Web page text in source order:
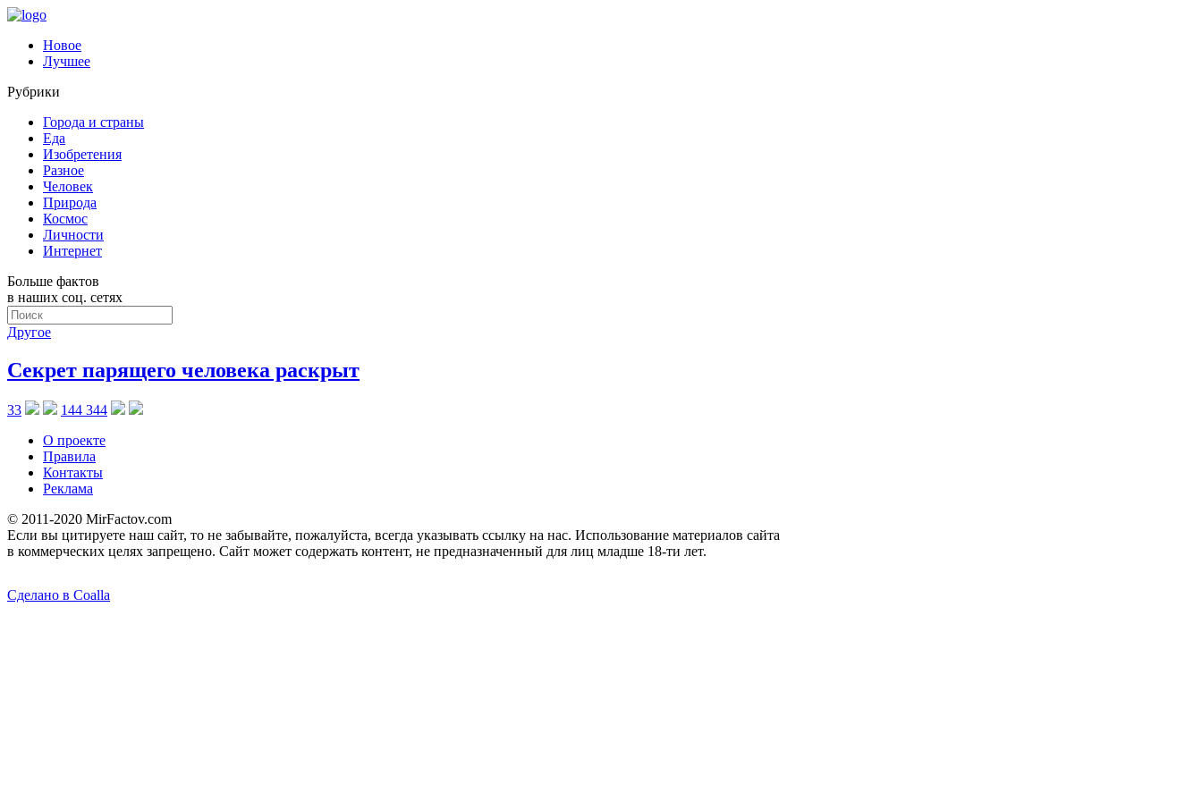
Новое
Лучшее
Рубрики
Города и страны
Еда
Изобретения
Разное
Человек
Природа
Космос
Личности
Интернет
Больше фактов
в наших соц. сетях
Другое
Секрет парящего человека раскрыт
33
144 344
О проекте
Правила
Контакты
Реклама
© 2011-2020 MirFactov.com
Если вы цитируете наш сайт, то не забывайте, пожалуйста, всегда указывать ссылку на нас. Использование материалов сайта
в коммерческих целях запрещено. Сайт может содержать контент, не предназначенный для лиц младше 18-ти лет.
Сделано в Coalla